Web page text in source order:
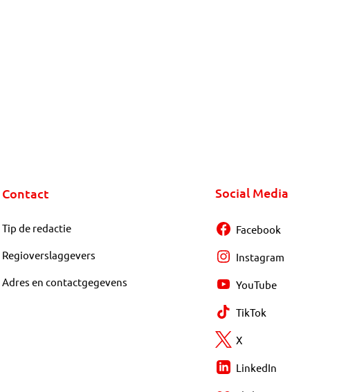
Contact
Tip de redactie
Regioverslaggevers
Adres en contactgegevens
Social Media
Facebook
Instagram
YouTube
TikTok
X
LinkedIn